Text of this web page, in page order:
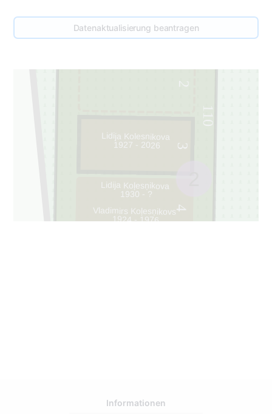
Datenaktualisierung beantragen
110
2
3
4
Lidija Kolesnikova
1927 - 2026
Lidija Koļesņikova
1930 - ?
Vladimirs Koļesņikovs
1924 - 1976
Informationen